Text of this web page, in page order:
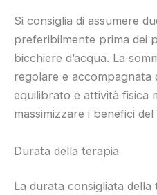
Si consiglia di assumere
preferibilmente prima dei
bicchiere d’acqua. La
regolare e accompagnata
equilibrato e attività fisica
massimizzare i benefici
Durata della terapia
La durata consigliata della